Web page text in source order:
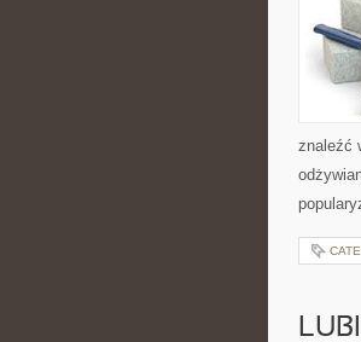
znaleźć